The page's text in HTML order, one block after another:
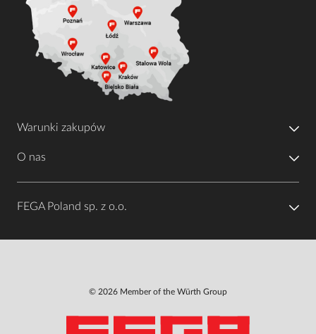
Warunki zakupów
O nas
FEGA Poland sp. z o.o.
© 2026 Member of the Würth Group